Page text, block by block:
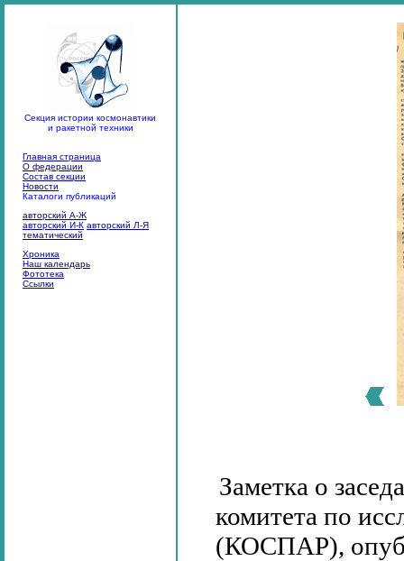
Секция истории космонавтики
и ракетной техники
Главная страница
О федерации
Состав секции
Новости
Каталоги публикаций
авторский А-Ж
авторский И-К авторский Л-Я
тематический
Хроника
Наш календарь
Фототека
Ссылки
Заметка о
комитета по
(КОСПАР),